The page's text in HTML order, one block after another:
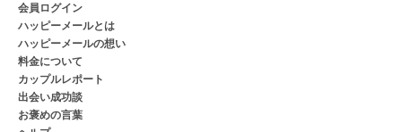
会員ログイン
ハッピーメールとは
ハッピーメールの想い
料金について
カップルレポート
出会い成功談
お褒めの言葉